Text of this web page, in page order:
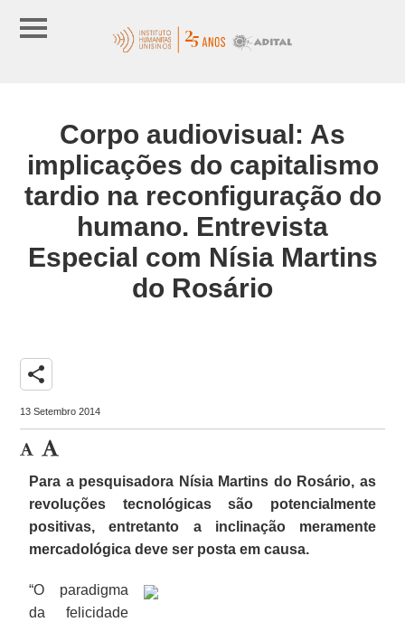
Corpo audiovisual: As
implicações do capitalismo
tardio na reconfiguração do
humano. Entrevista
Especial com Nísia Martins
do Rosário
share
13 Setembro 2014
Para a pesquisadora Nísia Martins do Rosário, as
revoluções tecnológicas são potencialmente
positivas, entretanto a inclinação meramente
mercadológica deve ser posta em causa.
“O paradigma
da felicidade